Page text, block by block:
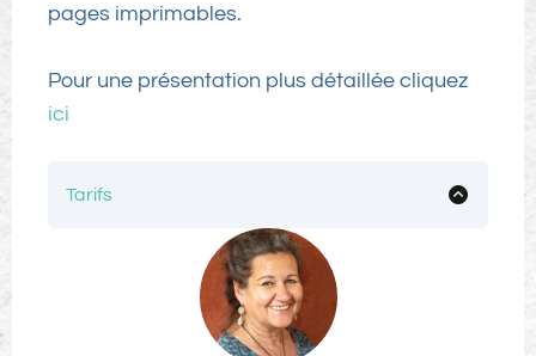
pages imprimables.
Pour une présentation plus détaillée cliquez
ici
Tarifs
1494€ Possibilité de régler en plusieurs fois.